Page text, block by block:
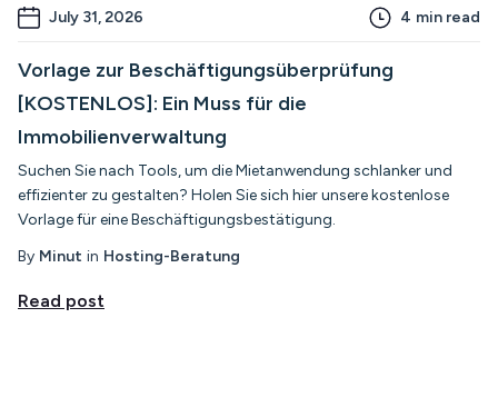
July 31, 2026 4 min read
Vorlage zur Beschäftigungsüberprüfung
[KOSTENLOS]: Ein Muss für die
Immobilienverwaltung
Suchen Sie nach Tools, um die Mietanwendung schlanker und
effizienter zu gestalten? Holen Sie sich hier unsere kostenlose
Vorlage für eine Beschäftigungsbestätigung.
By Minut in Hosting-Beratung
Read post